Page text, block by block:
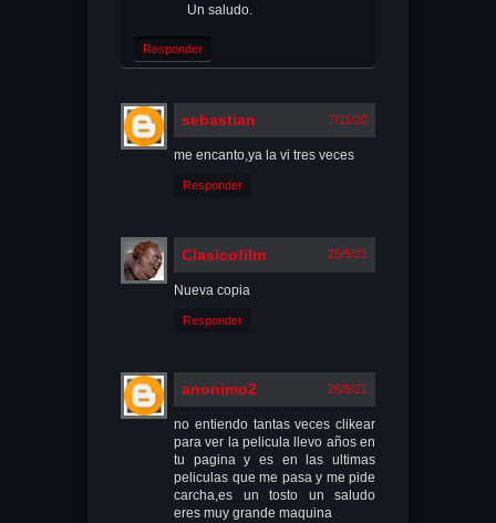
Un saludo.
Responder
sebastian 7/11/20
me encanto,ya la vi tres veces
Responder
Clasicofilm 25/5/21
Nueva copia
Responder
anonimo2 26/5/21
no entiendo tantas veces clikear
para ver la pelicula llevo años en
tu pagina y es en las ultimas
peliculas que me pasa y me pide
carcha,es un tosto un saludo
eres muy grande maquina